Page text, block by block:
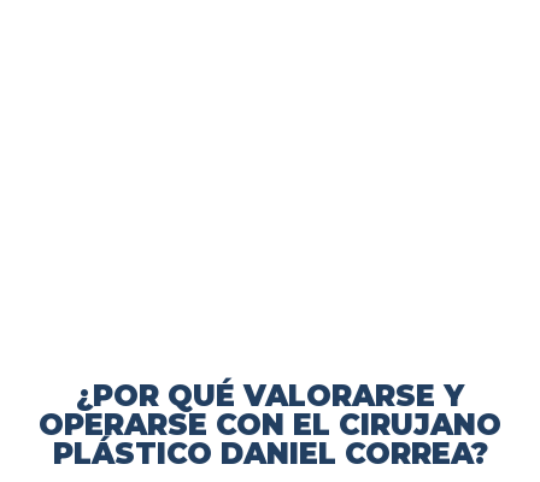
¿POR QUÉ VALORARSE Y
OPERARSE CON EL CIRUJANO
PLÁSTICO DANIEL CORREA?